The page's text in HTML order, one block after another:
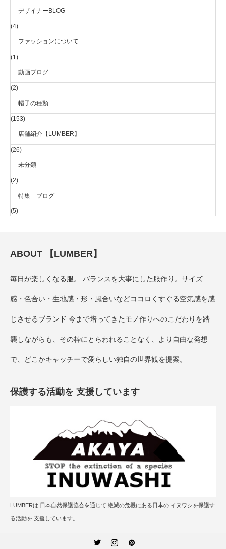
デザイナーBLOG
(4)
ファッションについて
(1)
動画ブログ
(2)
帽子の種類
(153)
店舗紹介【LUMBER】
(26)
未分類
(2)
特集 ブログ
(5)
ABOUT 【LUMBER】
毎日が楽しくなる服。 バランスを大事にした服作り。サイズ
感・色合い・生地感・形・風合いなどココロくすぐる空気感を感
じさせるブランド 今まで培ってきたモノ作りへのこだわりを踏
襲しながらも、その枠にとらわれることなく、より自由な発想
で、どこかキャッチーで愛らしい独自の世界観を提案。
保護する活動を 支援しています
LUMBERは 日本自然保護協会を通じて 絶滅の危機にある日本の イヌワシを保護す
る活動を 支援しています。